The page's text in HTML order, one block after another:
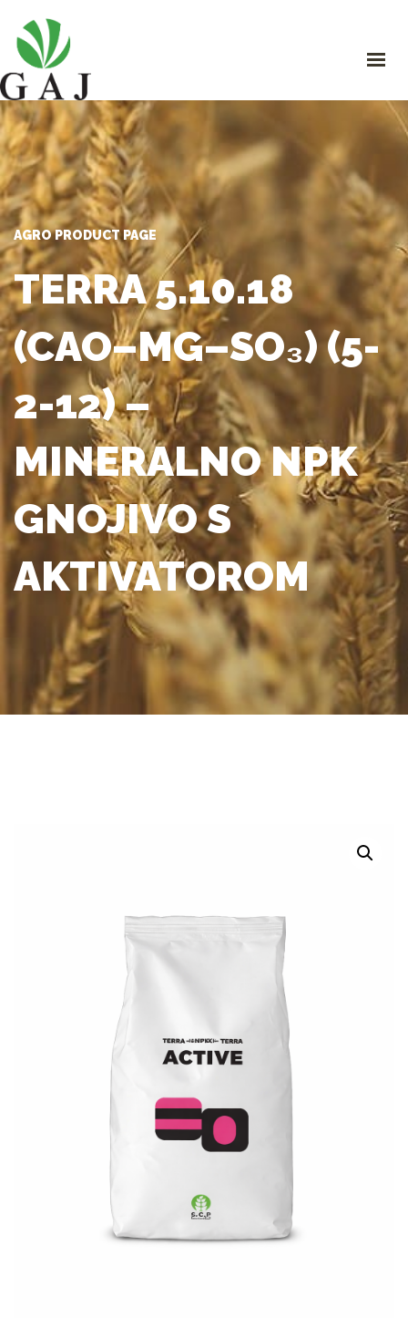
ORGANSKA PROIZVODNJA
STRUČNI SAVJETI
AGRO PRODUCT PAGE
TERRA 5.10.18
(CAO–MG–SO₃) (5-
2-12) –
MINERALNO NPK
GNOJIVO S
AKTIVATOROM